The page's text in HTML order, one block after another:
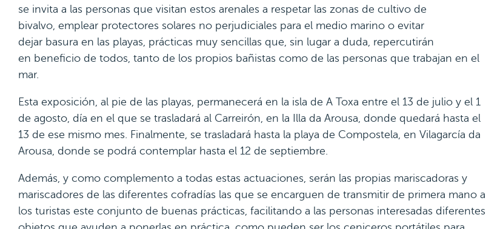
se invita a las personas que visitan estos arenales a respetar las zonas de cultivo de
bivalvo, emplear protectores solares no perjudiciales para el medio marino o evitar
dejar basura en las playas, prácticas muy sencillas que, sin lugar a duda, repercutirán
en beneficio de todos, tanto de los propios bañistas como de las personas que trabajan en el
mar.
Esta exposición, al pie de las playas, permanecerá en la isla de A Toxa entre el 13 de julio y el 1
de agosto, día en el que se trasladará al Carreirón, en la Illa da Arousa, donde quedará hasta el
13 de ese mismo mes. Finalmente, se trasladará hasta la playa de Compostela, en Vilagarcía da
Arousa, donde se podrá contemplar hasta el 12 de septiembre.
Además, y como complemento a todas estas actuaciones, serán las propias mariscadoras y
mariscadores de las diferentes cofradías las que se encarguen de transmitir de primera mano a
los turistas este conjunto de buenas prácticas, facilitando a las personas interesadas diferentes